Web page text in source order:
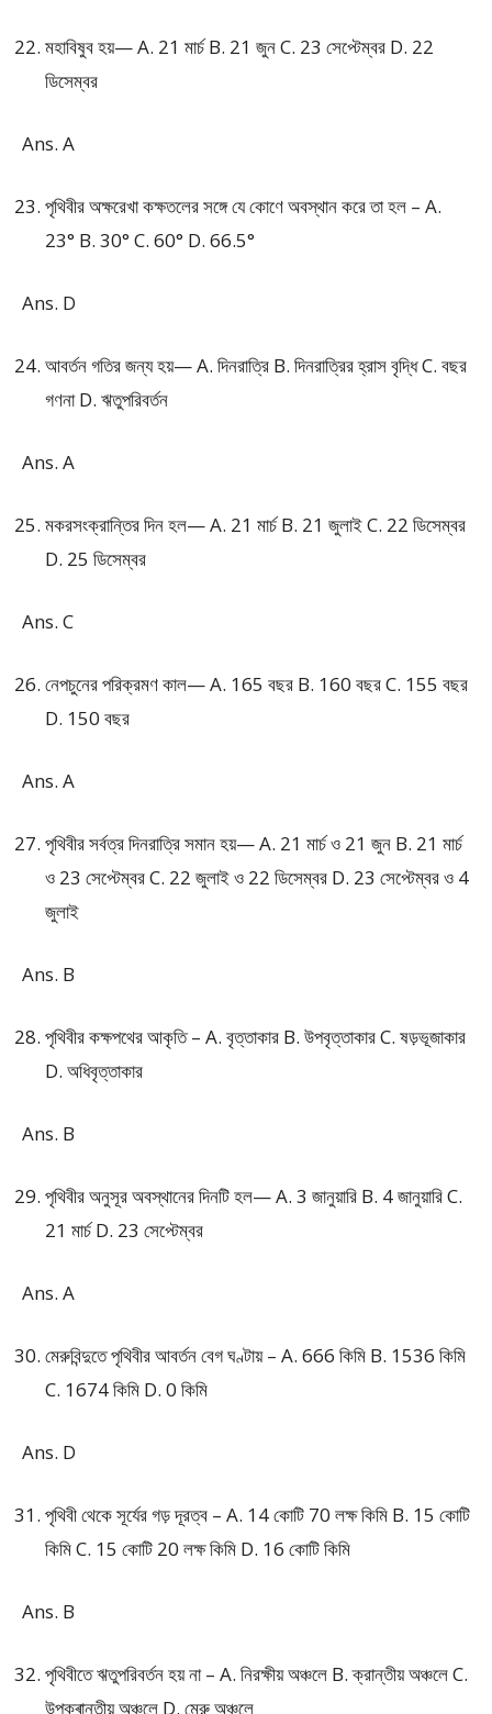
মহাবিষুব হয়— A. 21 মার্চ B. 21 জুন C. 23 সেপ্টেম্বর D. 22
ডিসেম্বর
Ans. A
পৃথিবীর অক্ষরেখা কক্ষতলের সঙ্গে যে কোণে অবস্থান করে তা হল – A.
23° B. 30° C. 60° D. 66.5°
Ans. D
আবর্তন গতির জন্য হয়— A. দিনরাত্রি B. দিনরাত্রির হ্রাস বৃদ্ধি C. বছর
গণনা D. ঋতুপরিবর্তন
Ans. A
মকরসংক্রান্তির দিন হল— A. 21 মার্চ B. 21 জুলাই C. 22 ডিসেম্বর
D. 25 ডিসেম্বর
Ans. C
নেপচুনের পরিক্রমণ কাল— A. 165 বছর B. 160 বছর C. 155 বছর
D. 150 বছর
Ans. A
পৃথিবীর সর্বত্র দিনরাত্রি সমান হয়— A. 21 মার্চ ও 21 জুন B. 21 মার্চ
ও 23 সেপ্টেম্বর C. 22 জুলাই ও 22 ডিসেম্বর D. 23 সেপ্টেম্বর ও 4
জুলাই
Ans. B
পৃথিবীর কক্ষপথের আকৃতি – A. বৃত্তাকার B. উপবৃত্তাকার C. ষড়ভূজাকার
D. অধিবৃত্তাকার
Ans. B
পৃথিবীর অনুসূর অবস্থানের দিনটি হল— A. 3 জানুয়ারি B. 4 জানুয়ারি C.
21 মার্চ D. 23 সেপ্টেম্বর
Ans. A
মেরুবিন্দুতে পৃথিবীর আবর্তন বেগ ঘণ্টায় – A. 666 কিমি B. 1536 কিমি
C. 1674 কিমি D. 0 কিমি
Ans. D
পৃথিবী থেকে সূর্যের গড় দূরত্ব – A. 14 কোটি 70 লক্ষ কিমি B. 15 কোটি
কিমি C. 15 কোটি 20 লক্ষ কিমি D. 16 কোটি কিমি
Ans. B
পৃথিবীতে ঋতুপরিবর্তন হয় না – A. নিরক্ষীয় অঞ্চলে B. ক্রান্তীয় অঞ্চলে C.
উপক্ৰান্তীয় অঞ্চলে D. মেরু অঞ্চলে